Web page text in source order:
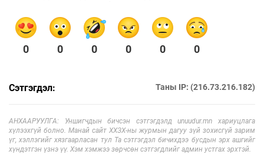
0 0 0 0 0 0
Сэтгэгдэл: Таны IP: (216.73.216.182)
АНХААРУУЛГА: Уншигчдын бичсэн сэтгэгдэлд unuudur.mn хариуцлага
хүлээхгүй болно. Манай сайт ХХЗХ-ны журмын дагуу зүй зохисгүй зарим
үг, хэллэгийг хязгаарласан тул Та сэтгэгдэл бичихдээ бусдын эрх ашгийг
хүндэтгэн үзнэ үү. Хэм хэмжээ зөрчсөн сэтгэгдлийг админ устгах эрхтэй.